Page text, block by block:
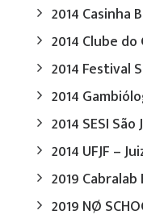
2014 Casinha
2014 Clube
2014 Festival
2014
2014 SESI São
2014 UFJF –
2019
2019 NØ